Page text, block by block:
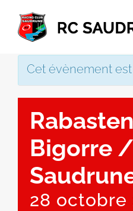
Passer
contenu
Cet évènement
Bigorre
28 octobre